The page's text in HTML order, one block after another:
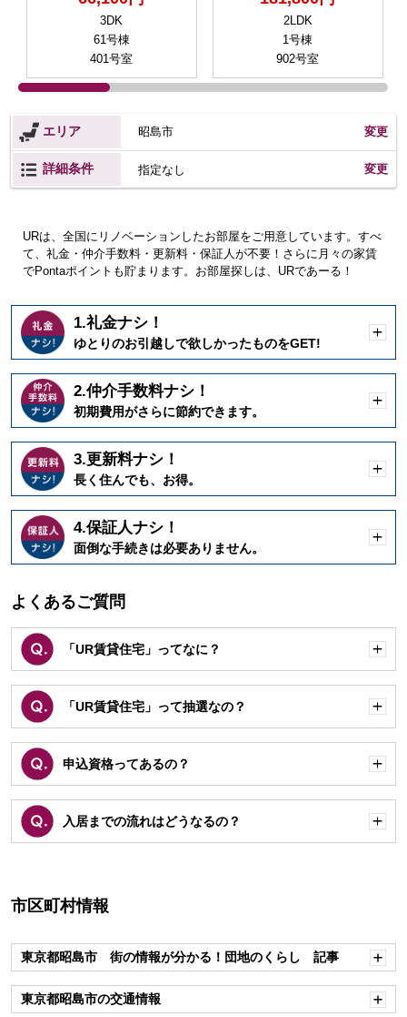
3DK
61号棟
401号室
2LDK
1号棟
902号室
エリア 昭島市 変更
詳細条件 指定なし 変更
URは、全国にリノベーションしたお部屋をご用意しています。すべ
て、礼金・仲介手数料・更新料・保証人が不要！さらに月々の家賃
でPontaポイントも貯まります。お部屋探しは、URであーる！
1.礼金ナシ！
ゆとりのお引越しで欲しかったものをGET!
く
2.仲介手数料ナシ！
初期費用がさらに節約できます。
く
3.更新料ナシ！
長く住んでも、お得。
く
4.保証人ナシ！
面倒な手続きは必要ありません。
く
よくあるご質問
「UR賃貸住宅」ってなに？
く
「UR賃貸住宅」って抽選なの？
く
申込資格ってあるの？
く
入居までの流れはどうなるの？
く
市区町村情報
東京都昭島市 街の情報が分かる！団地のくらし 記事
東京都昭島市の交通情報